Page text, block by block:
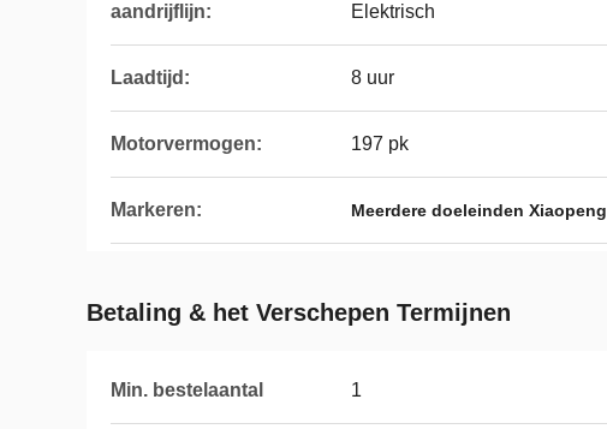
aandrijflijn: Elektrisch
Laadtijd: 8 uur
Motorvermogen: 197 pk
Markeren: Meerdere doeleinden
Betaling & het Verschepen Termijnen
Min. bestelaantal 1